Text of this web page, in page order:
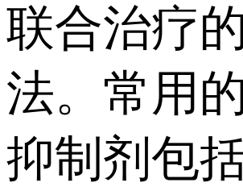
联合治疗
法。常用
抑制剂包